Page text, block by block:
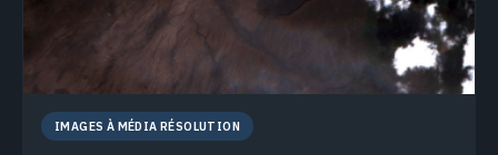
IMAGES À MÉDIA RÉSOLUTION